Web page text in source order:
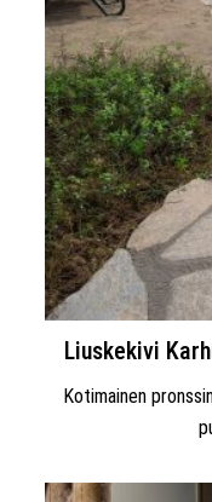
Liuskekivi
Kotimainen